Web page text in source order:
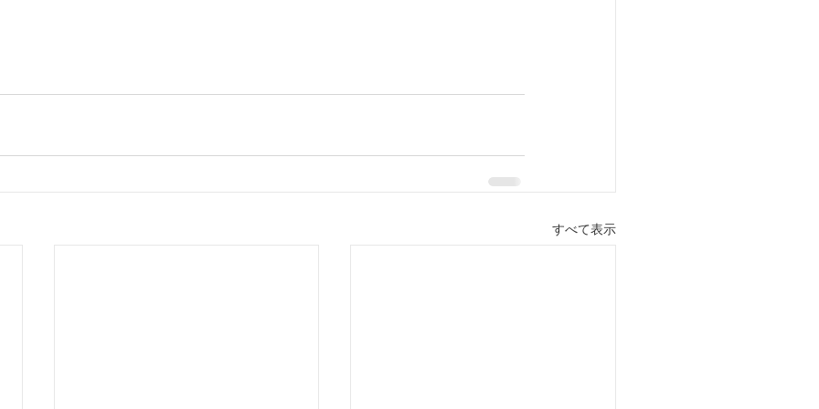
すべて表示